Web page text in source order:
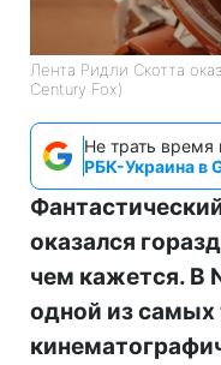
Лента Ридли Скотта
Century Fox)
Не трать время
РБК-Украина в
оказался
чем кажется. В
одной из самых